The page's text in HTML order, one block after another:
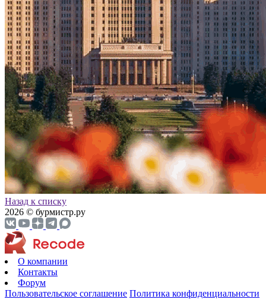
Назад к списку
2026 © бурмистр.ру
О компании
Контакты
Форум
Пользовательское соглашение Политика конфиденциальности